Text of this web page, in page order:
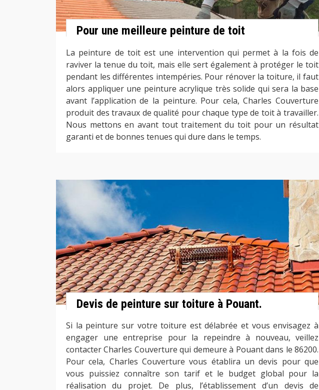
Pour une meilleure peinture de toit
La peinture de toit est une intervention qui permet à la fois de
raviver la tenue du toit, mais elle sert également à protéger le toit
pendant les différentes intempéries. Pour rénover la toiture, il faut
alors appliquer une peinture acrylique très solide qui sera la base
avant l’application de la peinture. Pour cela, Charles Couverture
produit des travaux de qualité pour chaque type de toit à travailler.
Nous mettons en avant tout traitement du toit pour un résultat
garanti et de bonnes tenues qui dure dans le temps.
Devis de peinture sur toiture à Pouant.
Si la peinture sur votre toiture est délabrée et vous envisagez à
engager une entreprise pour la repeindre à nouveau, veillez
contacter Charles Couverture qui demeure à Pouant dans le 86200.
Pour cela, Charles Couverture vous établira un devis pour que
vous puissiez connaître son tarif et le budget global pour la
réalisation du projet. De plus, l’établissement d’un devis de